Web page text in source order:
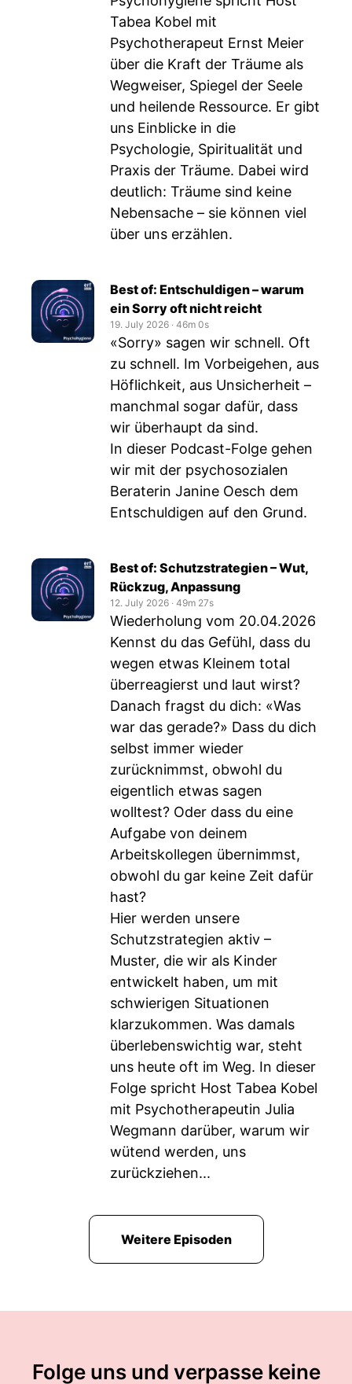
Tabea Kobel mit
Psychotherapeut Ernst Meier
über die Kraft der Träume als
Wegweiser, Spiegel der Seele
und heilende Ressource. Er gibt
uns Einblicke in die
Psychologie, Spiritualität und
Praxis der Träume. Dabei wird
deutlich: Träume sind keine
Nebensache – sie können viel
über uns erzählen.
Best of: Entschuldigen – warum
ein Sorry oft nicht reicht
19. July 2026 ‧ 46m 0s
«Sorry» sagen wir schnell. Oft
zu schnell. Im Vorbeigehen, aus
Höflichkeit, aus Unsicherheit –
manchmal sogar dafür, dass
wir überhaupt da sind.
In dieser Podcast-Folge gehen
wir mit der psychosozialen
Beraterin Janine Oesch dem
Entschuldigen auf den Grund.
Best of: Schutzstrategien – Wut,
Rückzug, Anpassung
12. July 2026 ‧ 49m 27s
Wiederholung vom 20.04.2026
Kennst du das Gefühl, dass du
wegen etwas Kleinem total
überreagierst und laut wirst?
Danach fragst du dich: «Was
war das gerade?» Dass du dich
selbst immer wieder
zurücknimmst, obwohl du
eigentlich etwas sagen
wolltest? Oder dass du eine
Aufgabe von deinem
Arbeitskollegen übernimmst,
obwohl du gar keine Zeit dafür
hast?
Hier werden unsere
Schutzstrategien aktiv –
Muster, die wir als Kinder
entwickelt haben, um mit
schwierigen Situationen
klarzukommen. Was damals
überlebenswichtig war, steht
uns heute oft im Weg. In dieser
Folge spricht Host Tabea Kobel
mit Psychotherapeutin Julia
Wegmann darüber, warum wir
wütend werden, uns
zurückziehen...
Weitere Episoden
Folge uns und verpasse keine